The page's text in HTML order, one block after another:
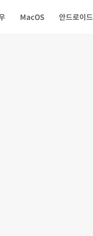
MacOS 안드로이드